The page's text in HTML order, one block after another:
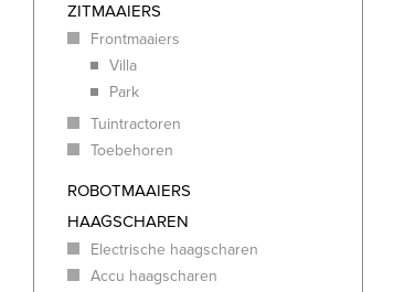
ZITMAAIERS
Frontmaaiers
Villa
Park
Tuintractoren
Toebehoren
ROBOTMAAIERS
HAAGSCHAREN
Electrische haagscharen
Accu haagscharen